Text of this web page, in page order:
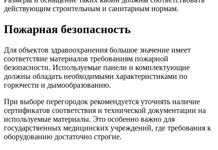
действующим строительным и санитарным нормам.
Пожарная безопасность
Для объектов здравоохранения большое значение имеет
соответствие материалов требованиям пожарной
безопасности. Используемые панели и комплектующие
должны обладать необходимыми характеристиками по
горючести и дымообразованию.
При выборе перегородок рекомендуется уточнять наличие
сертификатов соответствия и технической документации на
используемые материалы. Это особенно важно для
государственных медицинских учреждений, где требования к
оборудованию достаточно строгие.